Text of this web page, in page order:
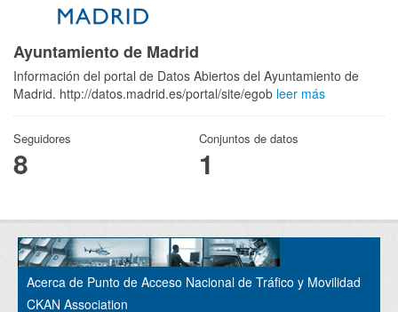
Ayuntamiento de Madrid
Información del portal de Datos Abiertos del Ayuntamiento de
Madrid. http://datos.madrid.es/portal/site/egob leer más
Seguidores
8
Conjuntos de datos
1
Acerca de Punto de Acceso Nacional de Tráfico y Movilidad
CKAN Association